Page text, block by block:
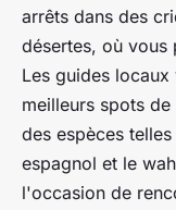
arrêts dans des
désertes, où vous
Les guides
meilleurs spots
des espèces
espagnol et le
l'occasion de